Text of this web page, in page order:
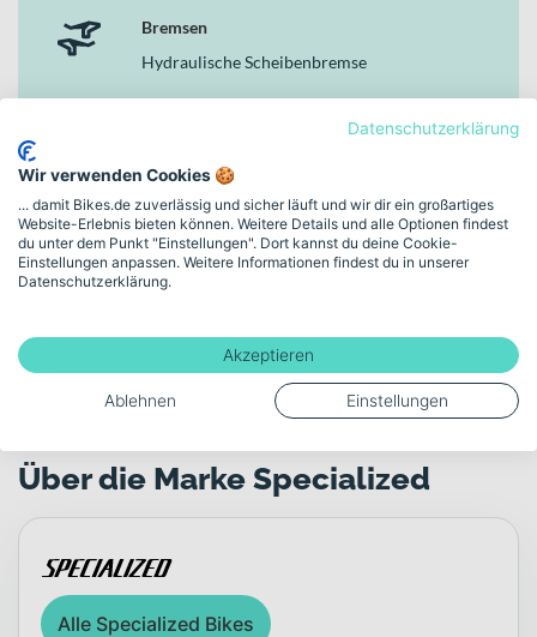
Bremsen
Hydraulische Scheibenbremse
motor, 250W nominal
Akku-Kapazität (Wh)
710
Mehr anzeigen
Über die Marke Specialized
Alle Specialized Bikes
Datenschutzerklärung
Wir verwenden Cookies 🍪
... damit Bikes.de zuverlässig und sicher läuft und wir dir ein großartiges
Website-Erlebnis bieten können. Weitere Details und alle Optionen findest
du unter dem Punkt "Einstellungen". Dort kannst du deine Cookie-
Einstellungen anpassen. Weitere Informationen findest du in unserer
Datenschutzerklärung.
Akzeptieren
Ablehnen Einstellungen